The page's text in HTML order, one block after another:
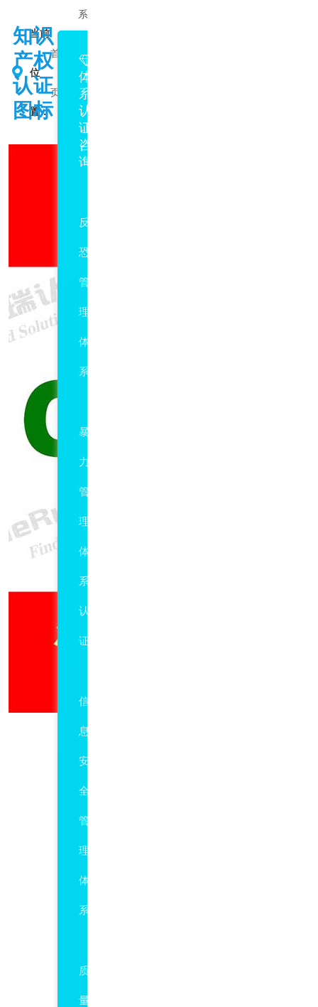
当前
位
置：
首
页
系
认
证
咨
知识
产权
认证
图标
体
系
认
证
咨
询
反
恐
管
理
体
系
暴
力
管
理
体
系
认
证
信
息
安
全
管
理
体
系
质
量